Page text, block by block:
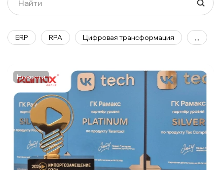
ERP RPA Цифровая трансформация
Новости